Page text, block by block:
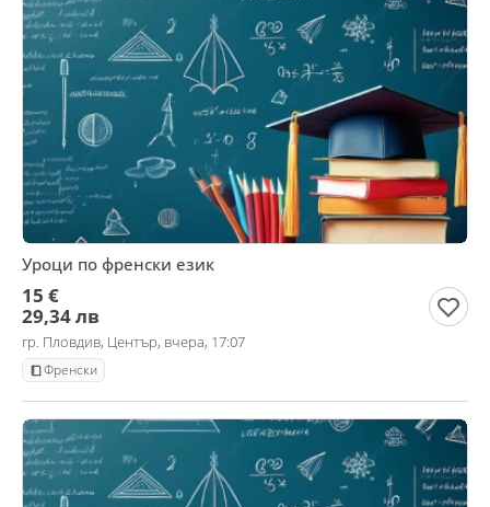
Уроци по френски език
15 €
29,34 лв
гр. Пловдив, Център, вчера, 17:07
Френски